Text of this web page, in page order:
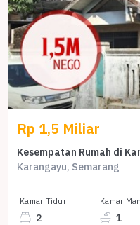
Rp 1,5 Miliar
Karangayu, Semarang
Kamar Tidur
2
Kamar
1